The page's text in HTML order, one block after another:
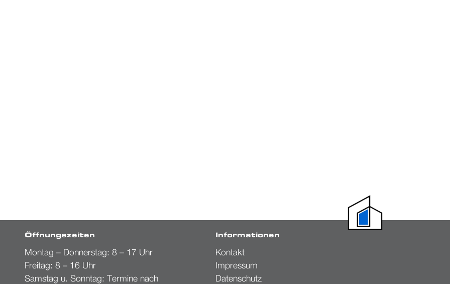
Öffnungszeiten
Montag – Donnerstag: 8 – 17 Uhr
Freitag: 8 – 16 Uhr
Samstag u. Sonntag: Termine nach
Informationen
Kontakt
Impressum
Datenschutz